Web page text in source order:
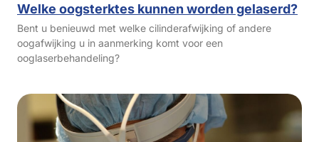
Welke oogsterktes kunnen worden gelaserd?
Bent u benieuwd met welke cilinderafwijking of andere
oogafwijking u in aanmerking komt voor een
ooglaserbehandeling?